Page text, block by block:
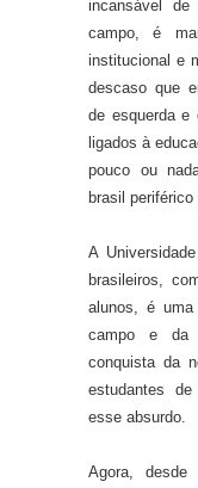
incansável de
campo, é
institucional e
descaso que
de esquerda e
ligados à
pouco ou
brasil periférico
A
brasileiros,
alunos, é
campo e da
conquista da
estudantes
esse absurdo.
Agora,